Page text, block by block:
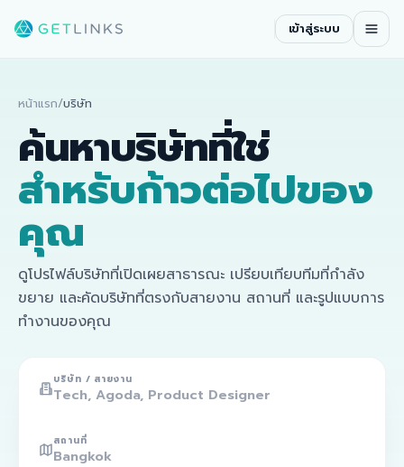
เข้าสู่ระบบ
หน้าแรก/บริษัท
ค้นหาบริษัทที่ใช่
สำหรับก้าวต่อไปของ
คุณ
ดูโปรไฟล์บริษัทที่เปิดเผยสาธารณะ เปรียบเทียบทีมที่กำลัง
ขยาย และคัดบริษัทที่ตรงกับสายงาน สถานที่ และรูปแบบการ
ทำงานของคุณ
บริษัท / สายงาน
สถานที่